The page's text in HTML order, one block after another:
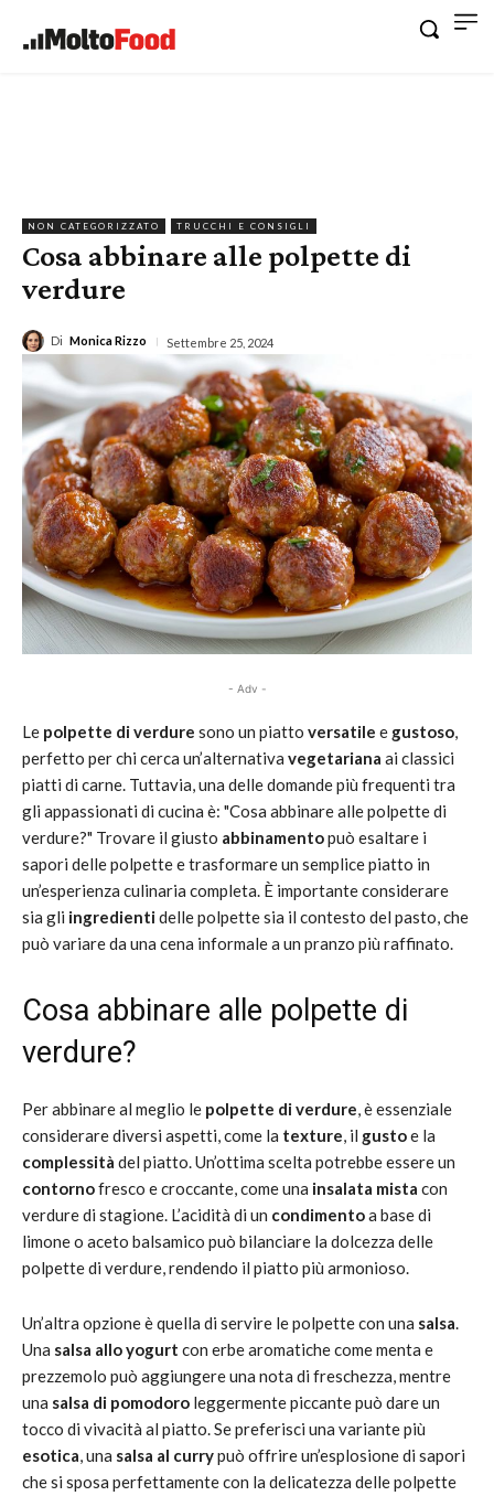
NON CATEGORIZZATO TRUCCHI E CONSIGLI
Cosa abbinare alle polpette di
verdure
Di Monica Rizzo Settembre 25, 2024
- Adv -
Le polpette di verdure sono un piatto versatile e gustoso,
perfetto per chi cerca un’alternativa vegetariana ai classici
piatti di carne. Tuttavia, una delle domande più frequenti tra
gli appassionati di cucina è: "Cosa abbinare alle polpette di
verdure?" Trovare il giusto abbinamentopuò esaltare i
sapori delle polpette e trasformare un semplice piatto in
un’esperienza culinaria completa. È importante considerare
sia gli ingredientidelle polpette sia il contesto del pasto, che
può variare da una cena informale a un pranzo più raffinato.
Cosa abbinare alle polpette di
verdure?
Per abbinare al meglio le polpette di verdure, è essenziale
considerare diversi aspetti, come la texture, il gustoe la
complessità del piatto. Un’ottima scelta potrebbe essere un
contornofresco e croccante, come una insalata mista con
verdure di stagione. L’acidità di un condimentoa base di
limone o aceto balsamico può bilanciare la dolcezza delle
polpette di verdure, rendendo il piatto più armonioso.
Un’altra opzione è quella di servire le polpette con una salsa.
Una salsa allo yogurt con erbe aromatiche come menta e
prezzemolo può aggiungere una nota di freschezza, mentre
una salsa di pomodoro leggermente piccante può dare un
tocco di vivacità al piatto. Se preferisci una variante più
esotica, una salsa al currypuò offrire un’esplosione di sapori
che si sposa perfettamente con la delicatezza delle polpette